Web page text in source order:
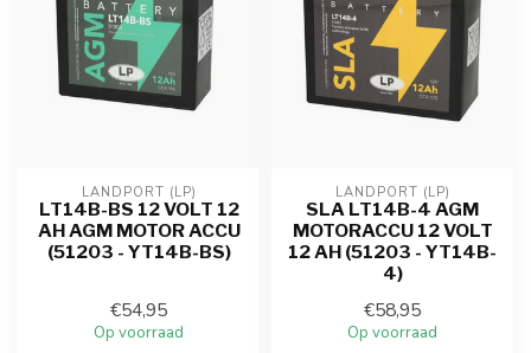
LANDPORT (LP)
LT14B-BS 12 VOLT 12
AH AGM MOTOR ACCU
(51203 - YT14B-BS)
€54,95
Op voorraad
LANDPORT (LP)
SLA LT14B-4 AGM
MOTORACCU 12 VOLT
12 AH (51203 - YT14B-
4)
€58,95
Op voorraad